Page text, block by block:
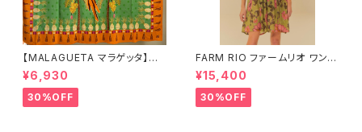
【MALAGUETA マラゲッタ】カ
ンガ TROPICAL
¥6,930
30%OFF
FARM RIO ファームリオ ワンピ
ース Aurora Floral
¥15,400
30%OFF